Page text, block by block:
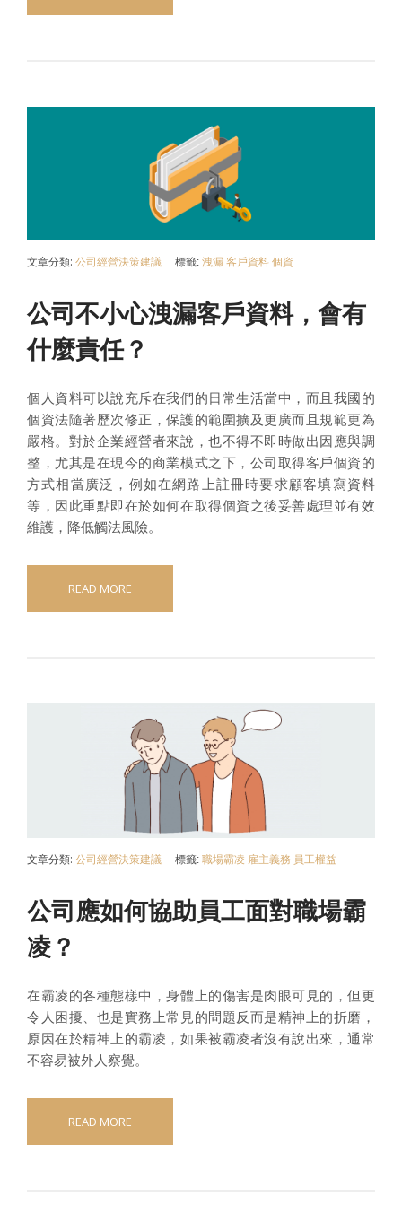
文章分類: 公司經營決策建議 標籤: 洩漏 客戶資料 個資
公司不小心洩漏客戶資料，會有
什麼責任？
個人資料可以說充斥在我們的日常生活當中，而且我國的
個資法隨著歷次修正，保護的範圍擴及更廣而且規範更為
嚴格。對於企業經營者來說，也不得不即時做出因應與調
整，尤其是在現今的商業模式之下，公司取得客戶個資的
方式相當廣泛，例如在網路上註冊時要求顧客填寫資料
等，因此重點即在於如何在取得個資之後妥善處理並有效
維護，降低觸法風險。
READ MORE
文章分類: 公司經營決策建議 標籤: 職場霸凌 雇主義務 員工權益
公司應如何協助員工面對職場霸
凌？
在霸凌的各種態樣中，身體上的傷害是肉眼可見的，但更
令人困擾、也是實務上常見的問題反而是精神上的折磨，
原因在於精神上的霸凌，如果被霸凌者沒有說出來，通常
不容易被外人察覺。
READ MORE